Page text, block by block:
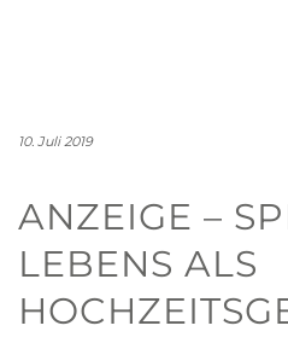
10. Juli 2019
ANZEIGE –
LEBENS ALS